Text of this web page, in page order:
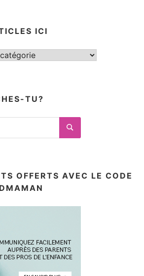
ICI
TU?
Search
OFFERTS AVEC LE CODE